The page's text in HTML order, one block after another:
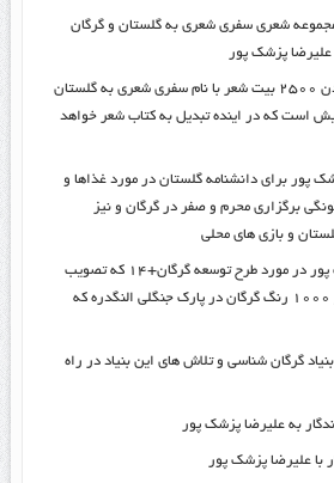
شعری سفری شعری به گلستان و گرگان
پزشک پور
توضیحات در مورد سرودن ۲۵۰۰ بیت شعر با نام سفری شعری به گلستان
است که در اینده تبدیل به کتاب شعر خواهد
پور برای دانشنامه گلستان در مورد غذاها و
برگزاری محرم و صفر در گرگان و نیز
و بازی های محلی
توضیحات علیرضا پزشک پور در مورد طرح توسعه گرگان+۱۴ که تصویب
نموده و بنیان گذار پاییز ۱۰۰۰ رنگ گرگان در پارک جنگلی النگدره که
گرگان شناسی و تلاش های این بنیاد در راه
به علیرضا پزشک پور
با علیرضا پزشک پور